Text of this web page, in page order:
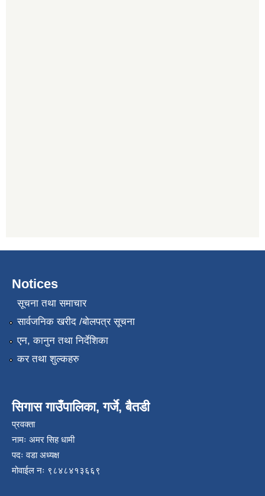
Notices
सूचना तथा समाचार
सार्वजनिक खरीद /बोलपत्र सूचना
एन, कानुन तथा निर्देशिका
कर तथा शुल्कहरु
सिगास गाउँपालिका, गर्जे, बैतडी
प्रवक्ता
नामः अमर सिह धामी
पदः वडा अध्यक्ष
मोवाईल न‌ः ९८४८४१३६६९